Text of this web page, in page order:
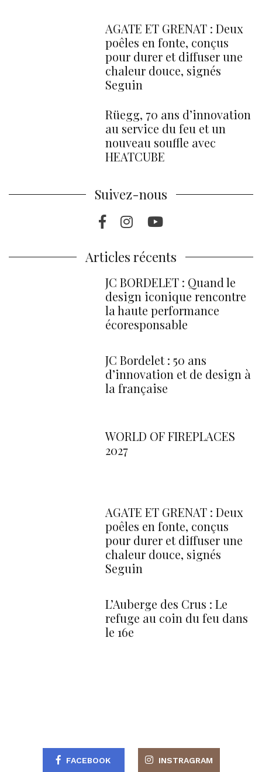
AGATE ET GRENAT : Deux
poêles en fonte, conçus
pour durer et diffuser une
chaleur douce, signés
Seguin
Rüegg, 70 ans d’innovation
au service du feu et un
nouveau souffle avec
HEATCUBE
Suivez-nous
Facebook
Instragram
Youtube
Articles récents
JC BORDELET : Quand le
design iconique rencontre
la haute performance
écoresponsable
JC Bordelet : 50 ans
d’innovation et de design à
la française
WORLD OF FIREPLACES
2027
AGATE ET GRENAT : Deux
poêles en fonte, conçus
pour durer et diffuser une
chaleur douce, signés
Seguin
L’Auberge des Crus : Le
refuge au coin du feu dans
le 16e
FACEBOOK INSTRAGRAM